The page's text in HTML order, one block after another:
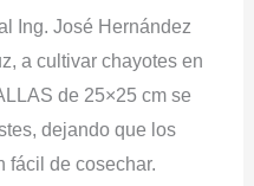
Ing. José Hernández
a cultivar chayotes en
de 25×25 cm se
dejando que los
fácil de cosechar.